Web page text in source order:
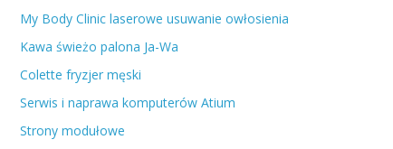
My Body Clinic laserowe usuwanie owłosienia
Kawa świeżo palona Ja-Wa
Colette fryzjer męski
Serwis i naprawa komputerów Atium
Strony modułowe